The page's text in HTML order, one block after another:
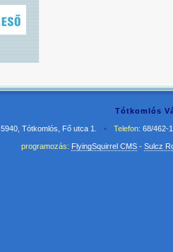
Tótkomlós
5940, Tótkomlós, Fő utca 1. • Telefon: 68/462-
programozás: FlyingSquirrel CMS- Sulcz